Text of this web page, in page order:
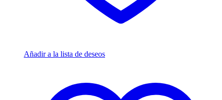
Añadir a la lista de deseos